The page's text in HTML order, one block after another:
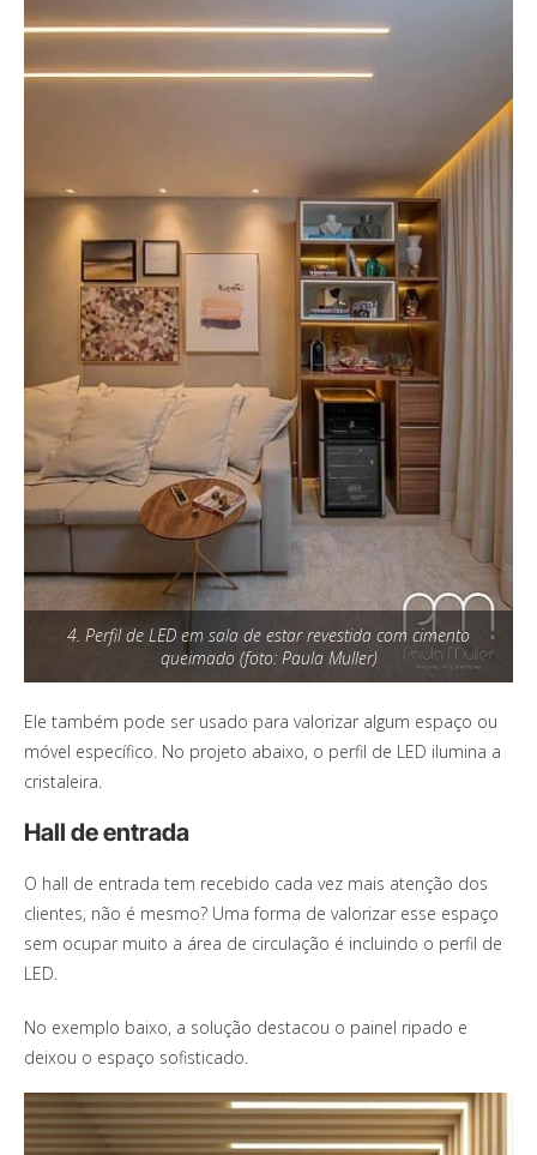
4. Perfil de LED em sala de estar revestida com cimento
queimado (foto: Paula Muller)
Ele também pode ser usado para valorizar algum espaço ou
móvel específico. No projeto abaixo, o perfil de LED ilumina a
cristaleira.
Hall de entrada
O hall de entrada tem recebido cada vez mais atenção dos
clientes, não é mesmo? Uma forma de valorizar esse espaço
sem ocupar muito a área de circulação é incluindo o perfil de
LED.
No exemplo baixo, a solução destacou o painel ripado e
deixou o espaço sofisticado.